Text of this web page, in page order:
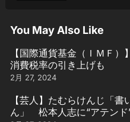
You May Also Like
【国際通貨基金（ＩＭＦ）
消費税率の引き上げも
2月 27, 2024
【芸人】たむらけんじ「
ん」 松本人志に“アテンド